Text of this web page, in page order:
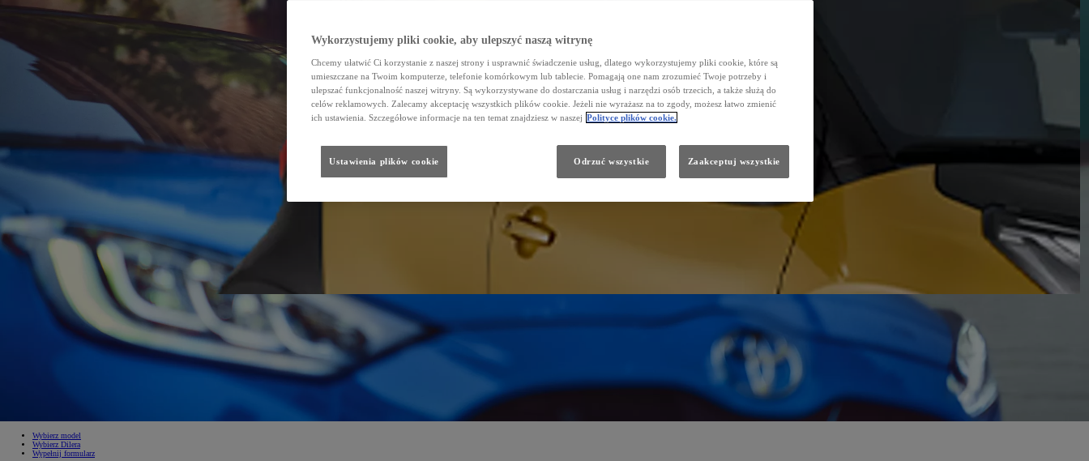
Wybierz model
Wybierz Dilera
Wypełnij formularz
Wykorzystujemy pliki cookie, aby ulepszyć naszą witrynę
Chcemy ułatwić Ci korzystanie z naszej strony i usprawnić świadczenie usług, dlatego wykorzystujemy pliki cookie, które są
umieszczane na Twoim komputerze, telefonie komórkowym lub tablecie. Pomagają one nam zrozumieć Twoje potrzeby i
ulepszać funkcjonalność naszej witryny. Są wykorzystywane do dostarczania usług i narzędzi osób trzecich, a także służą do
celów reklamowych. Zalecamy akceptację wszystkich plików cookie. Jeżeli nie wyrażasz na to zgody, możesz łatwo zmienić
ich ustawienia. Szczegółowe informacje na ten temat znajdziesz w naszej Polityce plików cookie.
Ustawienia plików cookie Odrzuć wszystkie Zaakceptuj wszystkie